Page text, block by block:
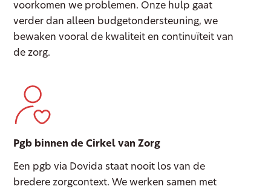
voorkomen we problemen. Onze hulp gaat
verder dan alleen budgetondersteuning, we
bewaken vooral de kwaliteit en continuïteit van
de zorg.
Pgb binnen de Cirkel van Zorg
Een pgb via Dovida staat nooit los van de
bredere zorgcontext. We werken samen met